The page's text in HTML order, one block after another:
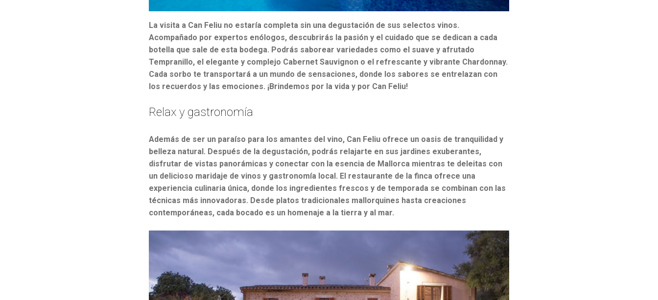
La visita a Can Feliu no estaría completa sin una degustación de sus selectos vinos.
Acompañado por expertos enólogos, descubrirás la pasión y el cuidado que se dedican a cada
botella que sale de esta bodega. Podrás saborear variedades como el suave y afrutado
Tempranillo, el elegante y complejo Cabernet Sauvignon o el refrescante y vibrante Chardonnay.
Cada sorbo te transportará a un mundo de sensaciones, donde los sabores se entrelazan con
los recuerdos y las emociones. ¡Brindemos por la vida y por Can Feliu!
Relax y gastronomía
Además de ser un paraíso para los amantes del vino, Can Feliu ofrece un oasis de tranquilidad y
belleza natural. Después de la degustación, podrás relajarte en sus jardines exuberantes,
disfrutar de vistas panorámicas y conectar con la esencia de Mallorca mientras te deleitas con
un delicioso maridaje de vinos y gastronomía local. El restaurante de la finca ofrece una
experiencia culinaria única, donde los ingredientes frescos y de temporada se combinan con las
técnicas más innovadoras. Desde platos tradicionales mallorquines hasta creaciones
contemporáneas, cada bocado es un homenaje a la tierra y al mar.